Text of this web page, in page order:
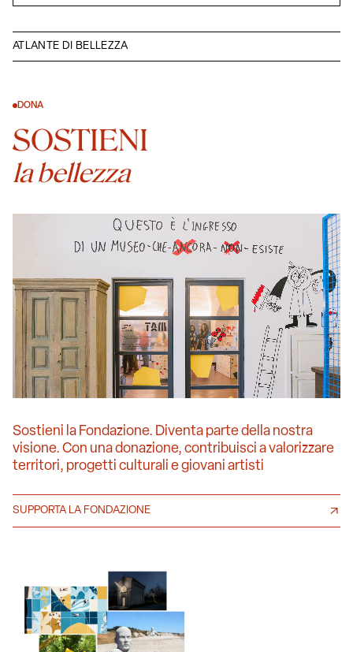
ATLANTE DI BELLEZZA
DONA
SOSTIENI
la bellezza
Sostieni la Fondazione. Diventa parte della nostra
visione. Con una donazione, contribuisci a valorizzare
territori, progetti culturali e giovani artisti
SUPPORTA LA FONDAZIONE